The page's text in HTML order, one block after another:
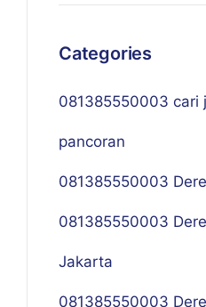
Categories
081385550003 cari
pancoran
081385550003
081385550003
Jakarta
081385550003